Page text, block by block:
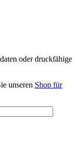
oder druckfähige
unseren Shop für